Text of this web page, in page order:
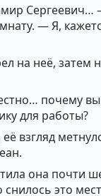
Сергеевич…
— Я,
на неё, затем
почему
для работы?
взгляд
она почти
это